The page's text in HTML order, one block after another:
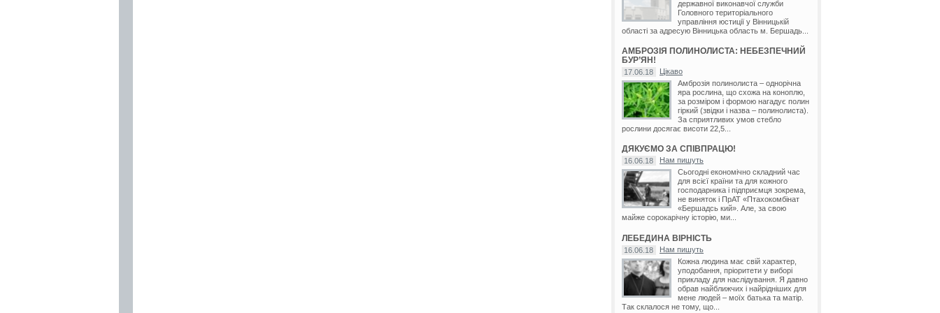
державної виконавчої служби
Головного територіального
управління юстиції у Вінницькій
області за адресую Вінницька область м. Бершадь...
АМБРОЗІЯ ПОЛИНОЛИСТА: НЕБЕЗПЕЧНИЙ
БУР’ЯН!
17.06.18
Цікаво
Амброзія полинолиста – однорічна
яра рослина, що схожа на коноплю,
за розміром і формою нагадує полин
гіркий (звідки і назва – полинолиста).
За сприятливих умов стебло
рослини досягає висоти 22,5...
ДЯКУЄМО ЗА СПІВПРАЦЮ!
16.06.18
Нам пишуть
Сьогодні економічно складний час
для всієї країни та для кожного
господарника і підприємця зокрема,
не виняток і ПрАТ «Птахокомбінат
«Бершадсь кий». Але, за свою
майже сорокарічну історію, ми...
ЛЕБЕДИНА ВІРНІСТЬ
16.06.18
Нам пишуть
Кожна людина має свій характер,
уподобання, пріоритети у виборі
прикладу для наслідування. Я давно
обрав найближчих і найрідніших для
мене людей – моїх батька та матір.
Так склалося не тому, що...